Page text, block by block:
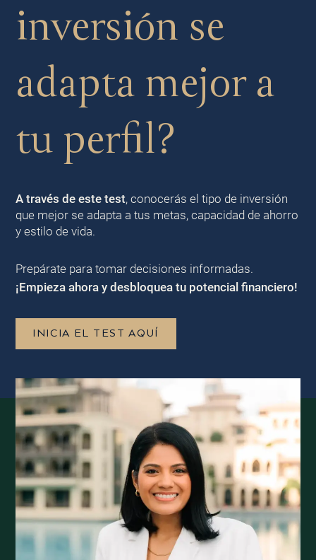
inversión se
adapta mejor a
tu perfil?
A través de este test, conocerás el tipo de inversión
que mejor se adapta a tus metas, capacidad de ahorro
y estilo de vida.
Prepárate para tomar decisiones informadas.
¡Empieza ahora y desbloquea tu potencial financiero!
INICIA EL TEST AQUÍ